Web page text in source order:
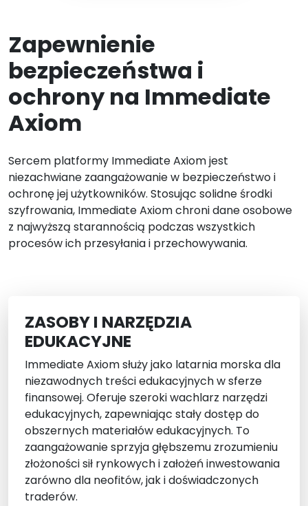
Zapewnienie
bezpieczeństwa i
ochrony na Immediate
Axiom
Sercem platformy Immediate Axiom jest
niezachwiane zaangażowanie w bezpieczeństwo i
ochronę jej użytkowników. Stosując solidne środki
szyfrowania, Immediate Axiom chroni dane osobowe
z najwyższą starannością podczas wszystkich
procesów ich przesyłania i przechowywania.
ZASOBY I NARZĘDZIA
EDUKACYJNE
Immediate Axiom służy jako latarnia morska dla
niezawodnych treści edukacyjnych w sferze
finansowej. Oferuje szeroki wachlarz narzędzi
edukacyjnych, zapewniając stały dostęp do
obszernych materiałów edukacyjnych. To
zaangażowanie sprzyja głębszemu zrozumieniu
złożoności sił rynkowych i założeń inwestowania
zarówno dla neofitów, jak i doświadczonych
traderów.